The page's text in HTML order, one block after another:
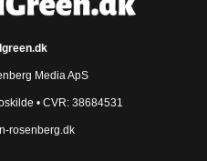
Media ApS
• CVR: 38684531
rosenberg.dk